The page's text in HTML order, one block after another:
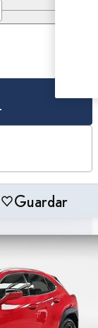
Guardar